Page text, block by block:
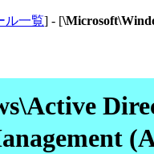
ル一覧] - [